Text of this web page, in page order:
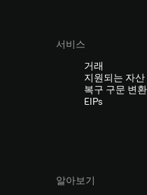
서비스
거래
지원되는 자산
복구 구문 변
EIPs
알아보기